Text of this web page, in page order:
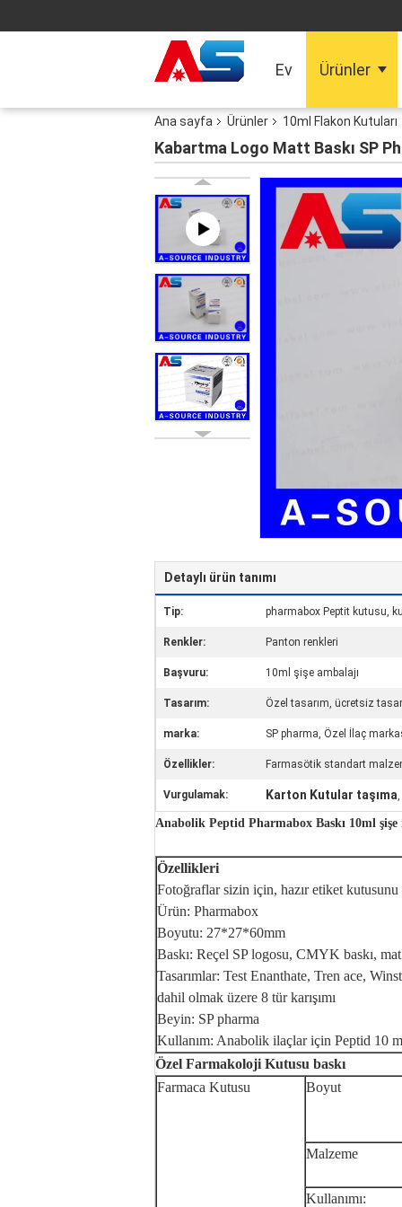
Ev Ürünler
Ana sayfa Ürünler 10ml Flakon Kutuları
Kabartma Logo Matt Baskı SP
Detaylı ürün tanımı
Tip: pharmabox Peptit kutusu,
Renkler: Panton renkleri
Başvuru: 10ml şişe ambalajı
Tasarım: Özel tasarım, ücretsiz
marka: SP pharma, Özel İlaç
Özellikler: Farmasötik standart
Vurgulamak: Karton Kutular taşıma,
Anabolik Peptid Pharmabox Baskı 10ml
Özellikleri
Fotoğraflar sizin için, hazır etiket kutusunu
Ürün: Pharmabox
Boyutu: 27*27*60mm
Baskı: Reçel SP logosu, CMYK baskı,
Tasarımlar: Test Enanthate, Tren ace,
dahil olmak üzere 8 tür karışımı
Beyin: SP pharma
Kullanım: Anabolik ilaçlar için Peptid 10
Özel Farmakoloji Kutusu baskı
Farmaca Kutusu
Boyut
Malzeme
Kullanımı: